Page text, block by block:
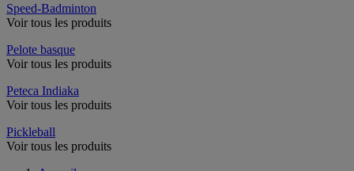
Speed-Badminton
Voir tous les produits
Pelote basque
Voir tous les produits
Peteca Indiaka
Voir tous les produits
Pickleball
Voir tous les produits